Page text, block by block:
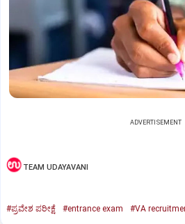
ADVERTISEMENT
TEAM UDAYAVANI
#ಪ್ರವೇಶ ಪರೀಕ್ಷೆ #entrance exam #VA